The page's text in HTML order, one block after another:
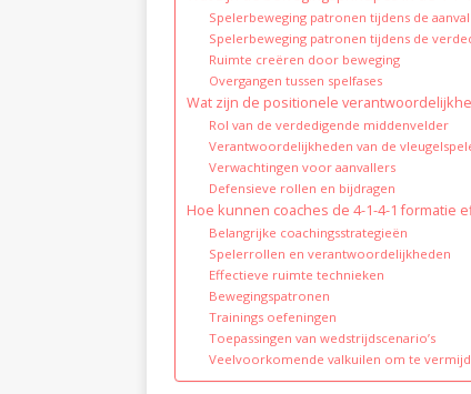
Spelerbeweging patronen tijdens de aanval
Spelerbeweging patronen tijdens de
Ruimte creëren door beweging
Overgangen tussen spelfases
Wat zijn de positionele
Rol van de verdedigende middenvelder
Verantwoordelijkheden van de
Verwachtingen voor aanvallers
Defensieve rollen en bijdragen
Hoe kunnen coaches de 4-1-4-1 formatie
Belangrijke coachingsstrategieën
Spelerrollen en verantwoordelijkheden
Effectieve ruimte technieken
Bewegingspatronen
Trainings oefeningen
Toepassingen van wedstrijdscenario’s
Veelvoorkomende valkuilen om te